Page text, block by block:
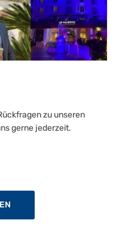
zu unseren
gerne jederzeit.